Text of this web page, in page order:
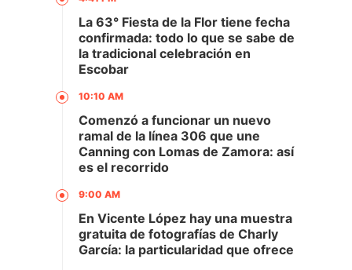
La 63° Fiesta de la Flor tiene fecha
confirmada: todo lo que se sabe de
la tradicional celebración en
Escobar
10:10 AM
Comenzó a funcionar un nuevo
ramal de la línea 306 que une
Canning con Lomas de Zamora: así
es el recorrido
9:00 AM
En Vicente López hay una muestra
gratuita de fotografías de Charly
García: la particularidad que ofrece